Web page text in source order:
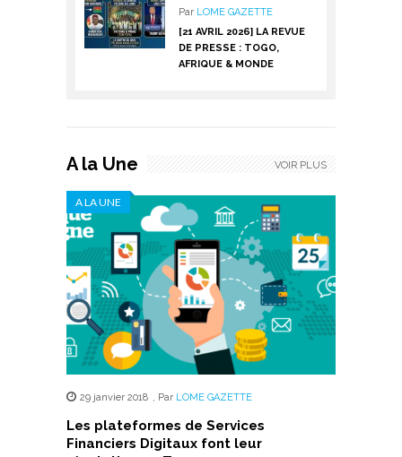
Par LOME GAZETTE
[21 AVRIL 2026] LA REVUE
DE PRESSE : TOGO,
AFRIQUE & MONDE
A la Une
A LA UNE
29 janvier 2018 , Par LOME GAZETTE
Les plateformes de Services
Financiers Digitaux font leur
VOIR PLUS